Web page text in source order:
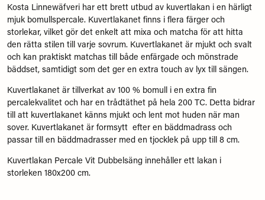
Kosta Linnewäfveri har ett brett utbud av kuvertlakan i en härligt
mjuk bomullspercale. Kuvertlakanet finns i flera färger och
storlekar, vilket gör det enkelt att mixa och matcha för att hitta
den rätta stilen till varje sovrum. Kuvertlakanet är mjukt och svalt
och kan praktiskt matchas till både enfärgade och mönstrade
bäddset, samtidigt som det ger en extra touch av lyx till sängen.
Kuvertlakanet är tillverkat av 100 % bomull i en extra fin
percalekvalitet och har en trådtäthet på hela 200 TC. Detta bidrar
till att kuvertlakanet känns mjukt och lent mot huden när man
sover. Kuvertlakanet är formsytt efter en bäddmadrass och
passar till en bäddmadrasser med en tjocklek på upp till 8 cm.
Kuvertlakan Percale Vit Dubbelsäng innehåller ett lakan i
storleken 180x200 cm.